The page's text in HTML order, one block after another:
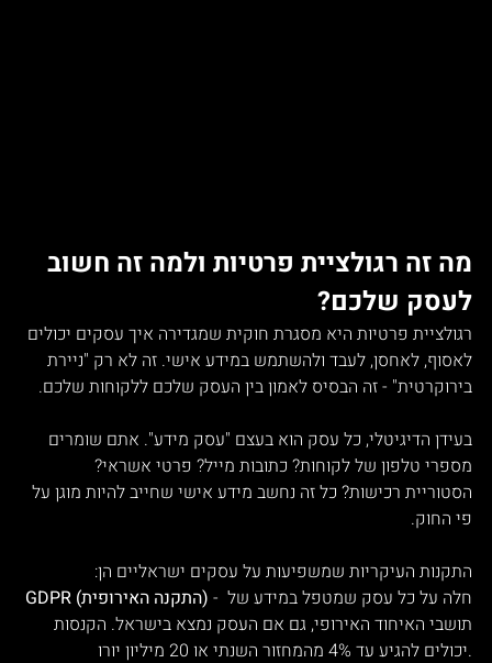
מה זה רגולציית פרטיות ולמה זה חשוב
לעסק שלכם?
רגולציית פרטיות היא מסגרת חוקית שמגדירה איך עסקים יכולים
לאסוף, לאחסן, לעבד ולהשתמש במידע אישי. זה לא רק "ניירת
בירוקרטית" - זה הבסיס לאמון בין העסק שלכם ללקוחות שלכם.
בעידן הדיגיטלי, כל עסק הוא בעצם "עסק מידע". אתם שומרים
מספרי טלפון של לקוחות? כתובות מייל? פרטי אשראי?
הסטוריית רכישות? כל זה נחשב מידע אישי שחייב להיות מוגן על
פי החוק.
התקנות העיקריות שמשפיעות על עסקים ישראליים הן:
GDPR (התקנה האירופית) - חלה על כל עסק שמטפל במידע של
תושבי האיחוד האירופי, גם אם העסק נמצא בישראל. הקנסות
יכולים להגיע עד 4% מהמחזור השנתי או 20 מיליון יורו.